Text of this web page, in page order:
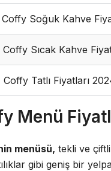
Coffy Soğuk Kahve
Coffy Sıcak Kahve
Coffy Tatlı Fiyatları
Menü
menüsü, tekli ve
gibi geniş bir